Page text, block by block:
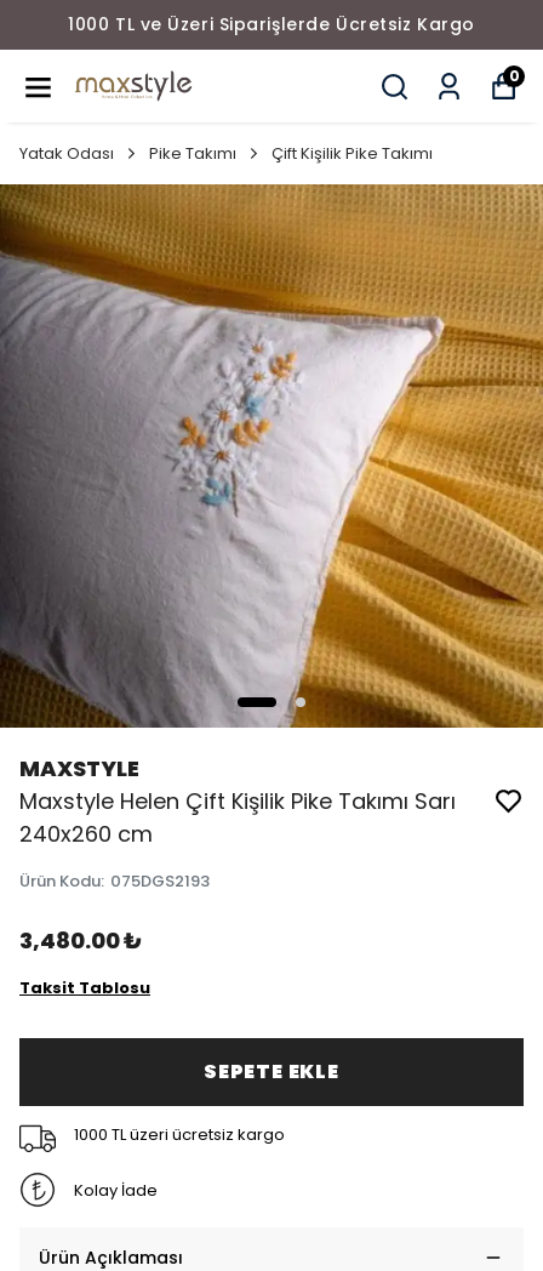
1000 TL ve Üzeri Siparişlerde Ücretsiz Kargo
0
Yatak Odası Pike Takımı Çift Kişilik Pike Takımı
MAXSTYLE
Maxstyle Helen Çift Kişilik Pike Takımı Sarı
240x260 cm
Ürün Kodu: 075DGS2193
3,480.00 ₺
Taksit Tablosu
SEPETE EKLE
1000 TL üzeri ücretsiz kargo
Kolay İade
Ürün Açıklaması